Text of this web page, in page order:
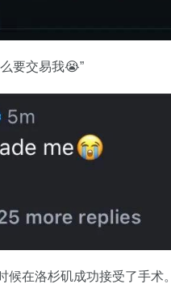
要交易我😭”
在洛杉矶成功接受了手术。